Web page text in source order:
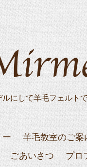
にして羊毛フェル
ー 羊毛教室のご案
ごあいさつ プロ